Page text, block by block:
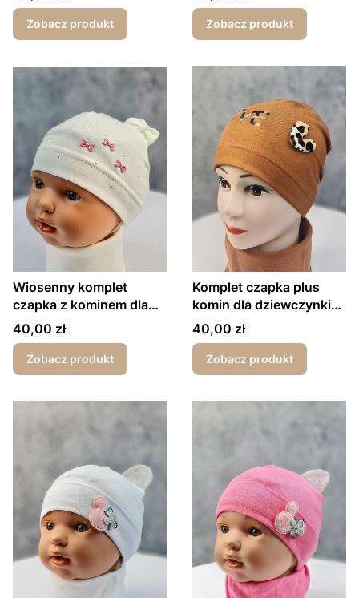
Zobacz produkt Zobacz produkt
Wiosenny komplet
czapka z kominem dla
dziewczynki trzy
kokardki ecru
Cena
40,00 zł
Zobacz produkt
Komplet czapka plus
komin dla dziewczynki
Love carmelowy
Cena
40,00 zł
Zobacz produkt